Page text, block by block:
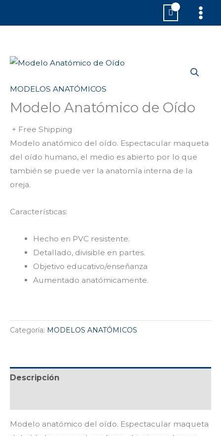
MODELOS ANATÓMICOS
Modelo Anatómico de Oído
+ Free Shipping
Modelo anatómico del oído. Espectacular maqueta
del oído humano, el medio es abierto por lo que
también se puede ver la anatomía interna de la
oreja.
Características:
Hecho en PVC resistente.
Detallado, divisible en partes.
Objetivo educativo/enseñanza
Aumentado anatómicamente.
Categoría: MODELOS ANATÓMICOS
Descripción
Modelo anatómico del oído. Espectacular maqueta